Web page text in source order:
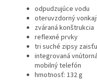
odpudzujúce vodu
oteruvzdorný
zváraná konštrukcia
reflexné prvky
tri suché zipsy
integrovaná
mobilný telefón
hmotnosť: 132 g